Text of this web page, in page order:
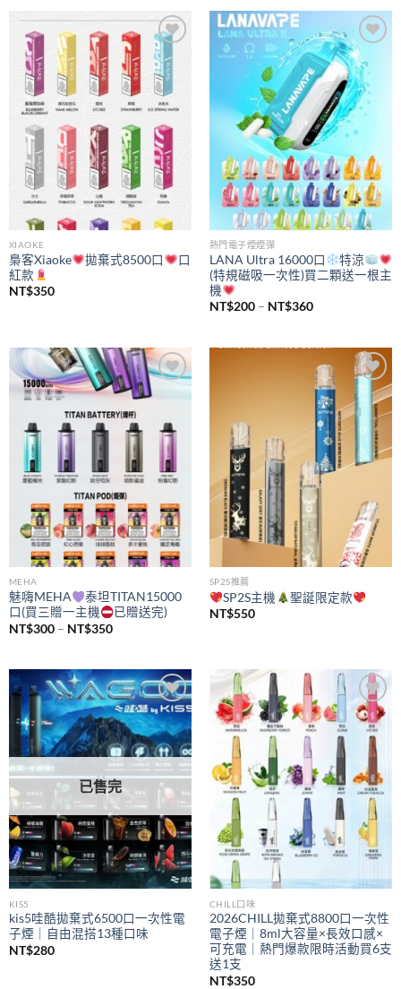
Add to
wishlist
XIAOKE
梟客Xiaoke 拋棄式8500口
口
紅款
NT$350
Add to
wishlist
熱門電子煙煙彈
LANA Ultra 16000口
特涼
(特規磁吸一次性)買二顆送一根主
機
NT$200 – NT$360價
NT$200
到
NT$360
Add to
MEHA
魅嗨MEHA
泰坦TITAN15000
口(買三贈一主機
已贈送完)
NT$300 – NT$350價
NT$300
到
NT$350
Add to
wishlist
SP2S推薦
SP2S主機
聖誕限定款
NT$550
Add to
wishlist
已售完
KIS5
kis5哇酷拋棄式6500口一次性電
子煙｜自由混搭13種口味
NT$280
Add to
wishlist
CHILL口味
2026CHILL拋棄式8800口一次性
電子煙｜8ml大容量×長效口感×
可充電｜熱門爆款限時活動買6支
送1支
NT$350